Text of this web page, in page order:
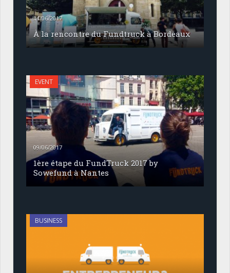
14/06/2017
À la rencontre du Fundtruck à Bordeaux
EVENT
09/06/2017
1ère étape du FundTruck 2017 by
Sowefund à Nantes
BUSINESS